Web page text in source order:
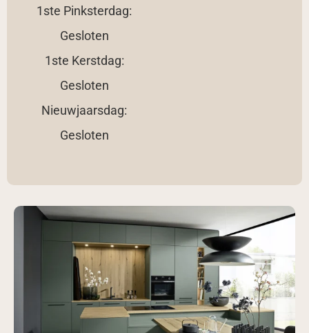
1ste Pinksterdag:
Gesloten
1ste Kerstdag:
Gesloten
Nieuwjaarsdag:
Gesloten